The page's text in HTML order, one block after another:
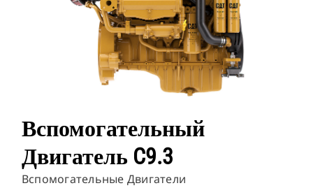
Вспомогательный
Двигатель C9.3
Вспомогательные Двигатели